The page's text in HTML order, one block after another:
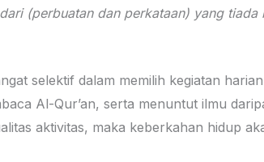
(perbuatan dan perkataan) yang tiada
selektif dalam memilih kegiatan
Al-Qur’an, serta menuntut ilmu
aktivitas, maka keberkahan hidup